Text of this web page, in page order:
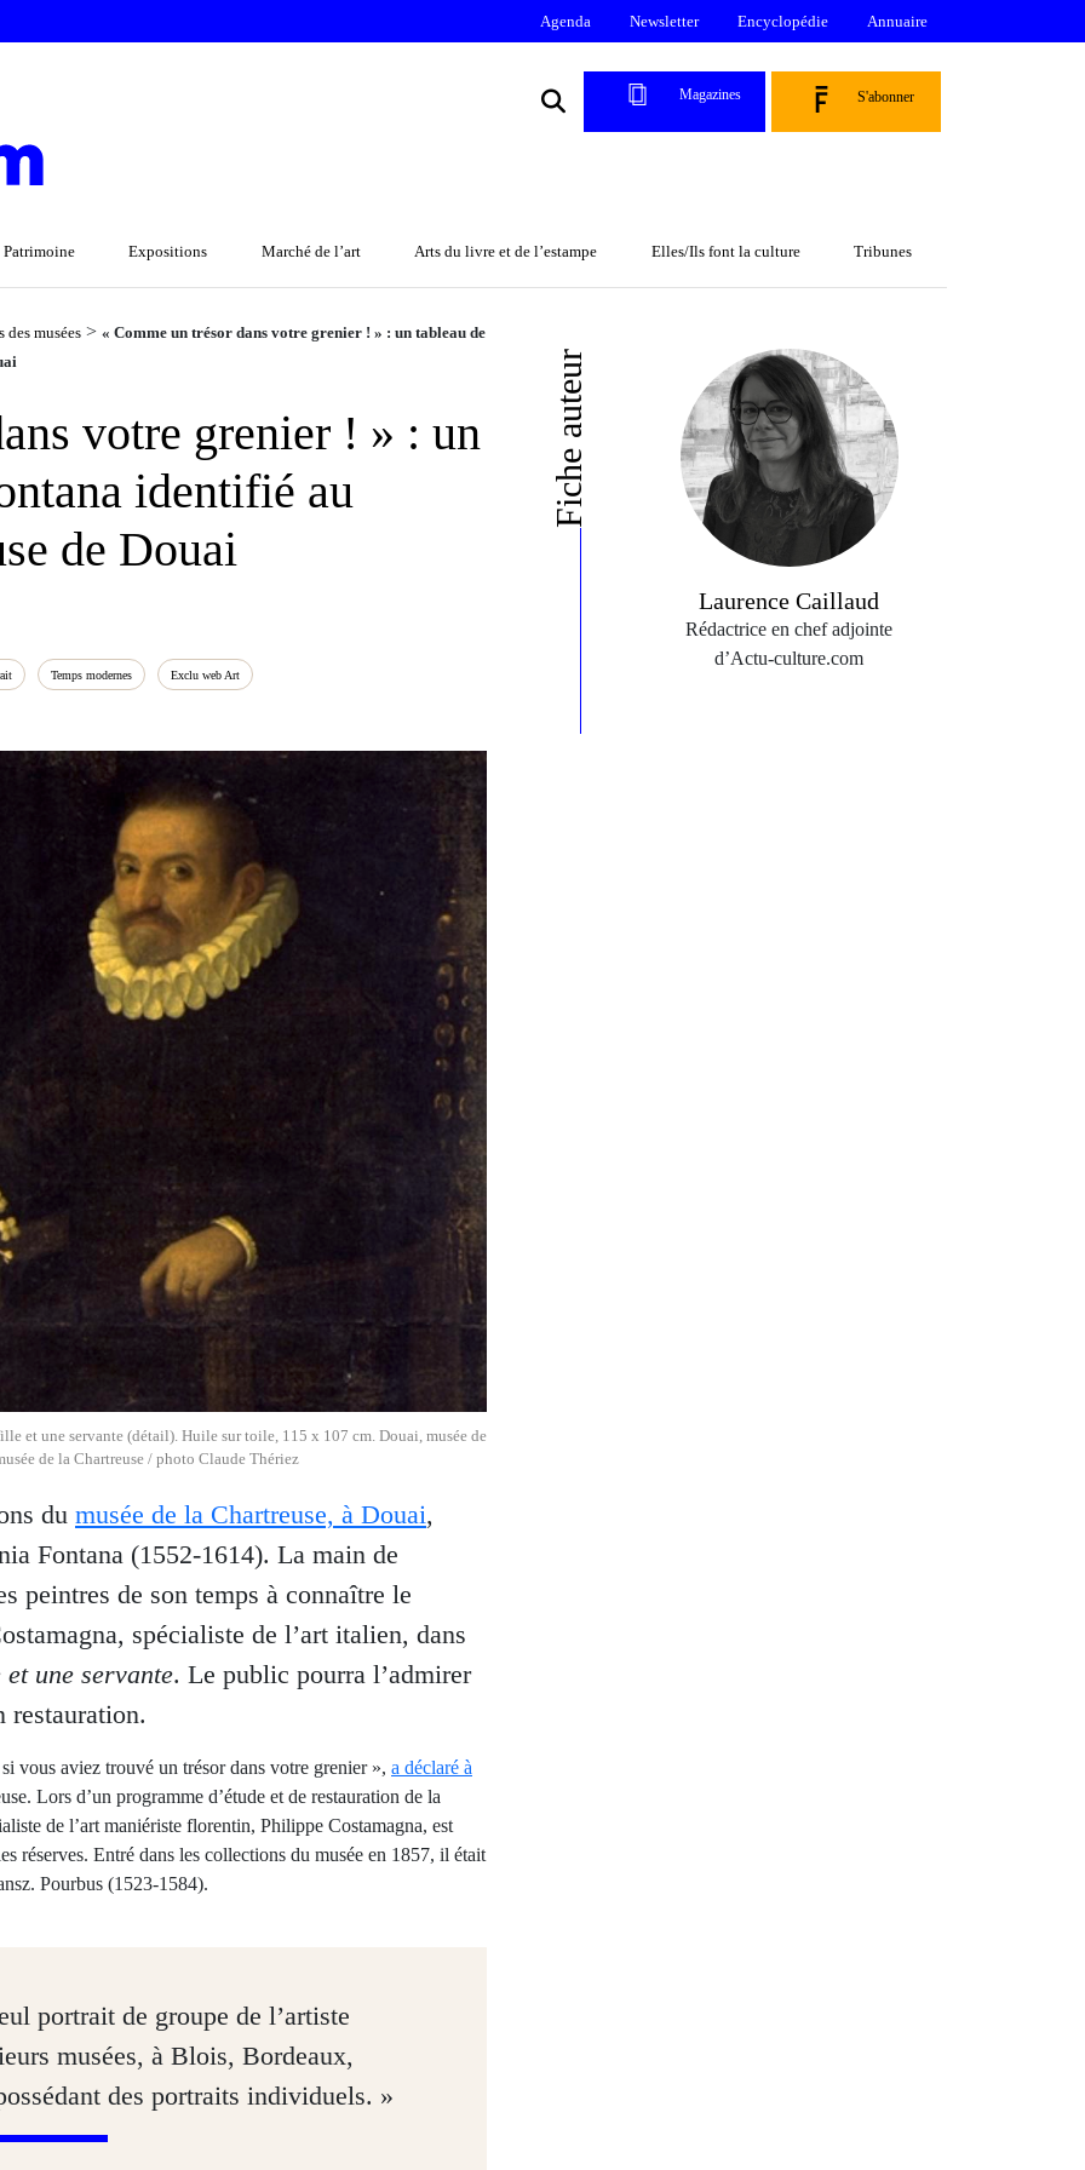
Agenda Newsletter Encyclopédie Annuaire
Magazines S'abonner
Expositions Marché de l’art Arts du livre et de l’estampe Elles/Ils font la culture Tribunes
musées > « Comme un trésor dans votre grenier ! » : un tableau de
votre grenier ! » : un
identifié au
de Douai
Temps modernes Exclu web Art
et une servante (détail). Huile sur toile, 115 x 107 cm. Douai, musée de
de la Chartreuse / photo Claude Thériez
du musée de la Chartreuse, à Douai,
Fontana (1552-1614). La main de
peintres de son temps à connaître le
spécialiste de l’art italien, dans
une servante. Le public pourra l’admirer
restauration.
vous aviez trouvé un trésor dans votre grenier », a déclaré à
Lors d’un programme d’étude et de restauration de la
de l’art maniériste florentin, Philippe Costamagna, est
réserves. Entré dans les collections du musée en 1857, il était
Pourbus (1523-1584).
portrait de groupe de l’artiste
musées, à Blois, Bordeaux,
des portraits individuels. »
Fiche auteur
Laurence Caillaud
Rédactrice en chef adjointe
d’Actu‑culture.com